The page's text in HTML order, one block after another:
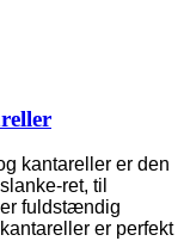
kantareller er den
ret, til
fuldstændig
er perfekt